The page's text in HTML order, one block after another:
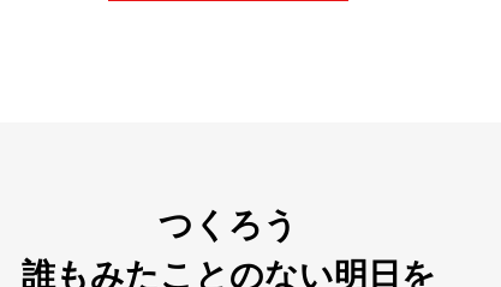
つくろう
誰もみたことのない明日を